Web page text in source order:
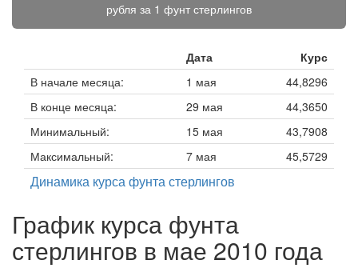
рубля за 1 фунт стерлингов
Дата
Курс
В начале месяца:
1 мая
44,8296
В конце месяца:
29 мая
44,3650
Минимальный:
15 мая
43,7908
Максимальный:
7 мая 45,5729
Динамика курса фунта стерлингов
График курса фунта
стерлингов в мае 2010 года